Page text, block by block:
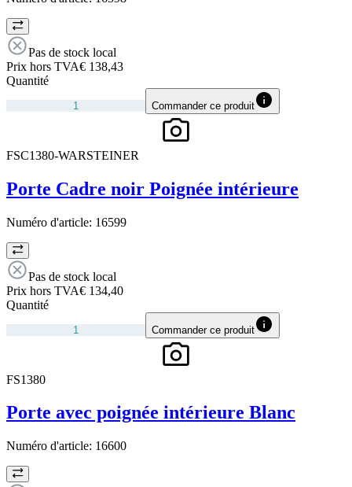
Pas de stock local
Prix hors TVA€ 138,43
Quantité
Commander ce produit
FSC1380-WARSTEINER
Porte Cadre noir Poignée intérieure
Numéro d'article: 16599
Pas de stock local
Prix hors TVA€ 134,40
Quantité
Commander ce produit
FS1380
Porte avec poignée intérieure Blanc
Numéro d'article: 16600